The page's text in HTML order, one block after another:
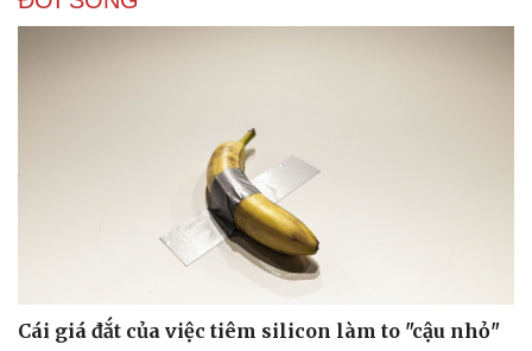
Phòng mạch online
Cái giá đắt của việc tiêm silicon làm to "cậu nhỏ"